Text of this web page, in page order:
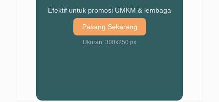
Efektif untuk promosi UMKM & lembaga
Pasang Sekarang
Ukuran: 300x250 px